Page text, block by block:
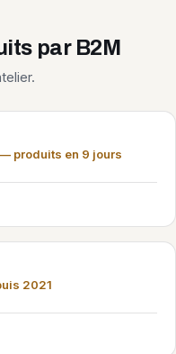
par B2M
produits en 9 jours
2021